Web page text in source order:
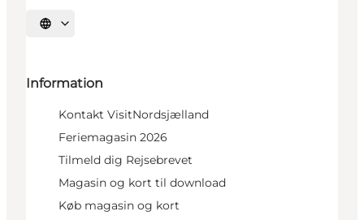
Vælg sprog
Information
Kontakt VisitNordsjælland
Feriemagasin 2026
Tilmeld dig Rejsebrevet
Magasin og kort til download
Køb magasin og kort